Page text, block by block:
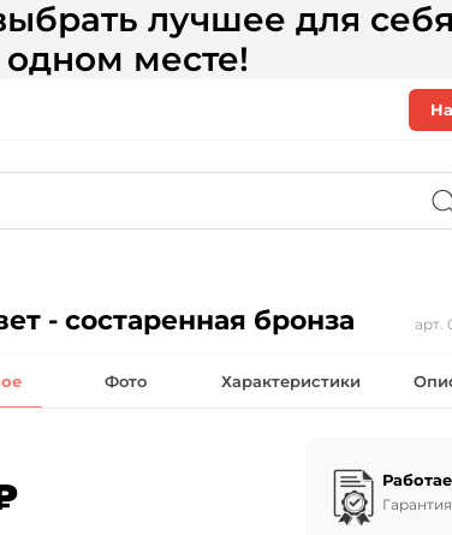
лучшее для
месте!
- состаренная бронза арт.
Фото Характеристики